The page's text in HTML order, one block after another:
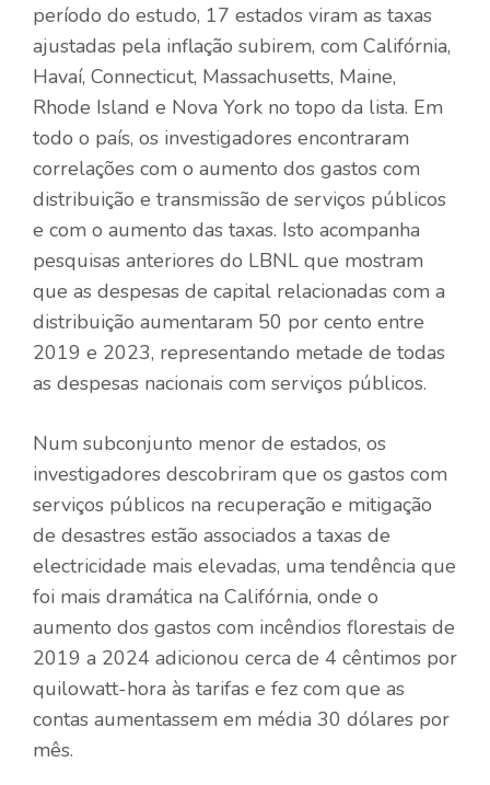
período do estudo, 17 estados viram as taxas
ajustadas pela inflação subirem, com Califórnia,
Havaí, Connecticut, Massachusetts, Maine,
Rhode Island e Nova York no topo da lista. Em
todo o país, os investigadores encontraram
correlações com o aumento dos gastos com
distribuição e transmissão de serviços públicos
e com o aumento das taxas. Isto acompanha
pesquisas anteriores do LBNL que mostram
que as despesas de capital relacionadas com a
distribuição aumentaram 50 por cento entre
2019 e 2023, representando metade de todas
as despesas nacionais com serviços públicos.
Num subconjunto menor de estados, os
investigadores descobriram que os gastos com
serviços públicos na recuperação e mitigação
de desastres estão associados a taxas de
electricidade mais elevadas, uma tendência que
foi mais dramática na Califórnia, onde o
aumento dos gastos com incêndios florestais de
2019 a 2024 adicionou cerca de 4 cêntimos por
quilowatt-hora às tarifas e fez com que as
contas aumentassem em média 30 dólares por
mês.